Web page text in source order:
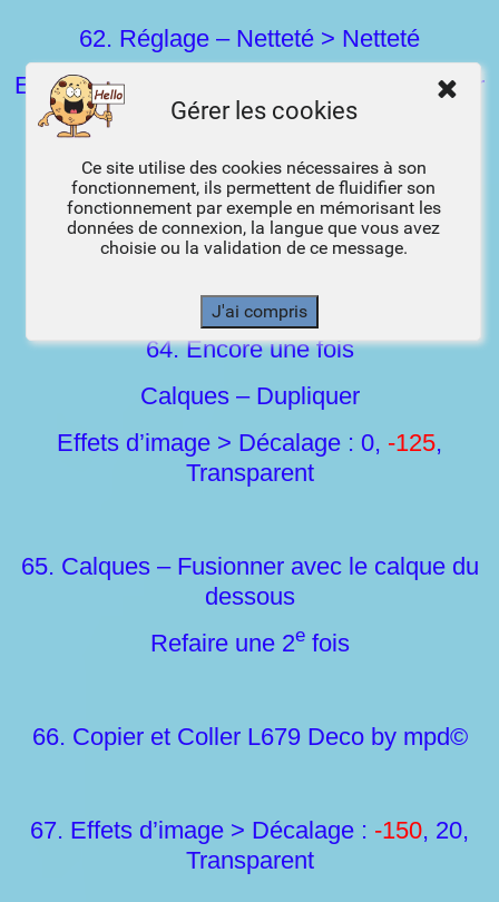
62. Réglage – Netteté > Netteté
Effets 3D > Ombre portée : 0, 0, 65, 35, noir
63. Calques – Dupliquer
Effets d’image > Décalage : 0,-125,
Transparent
64. Encore une fois
Calques – Dupliquer
Effets d’image > Décalage : 0, -125,
Transparent
65. Calques – Fusionner avec le calque du
dessous
Refaire une 2efois
66. Copier et Coller L679 Deco by mpd©
67. Effets d’image > Décalage : -150, 20,
Transparent
Gérer les cookies
Ce site utilise des cookies nécessaires à son
fonctionnement, ils permettent de fluidifier son
fonctionnement par exemple en mémorisant les
données de connexion, la langue que vous avez
choisie ou la validation de ce message.